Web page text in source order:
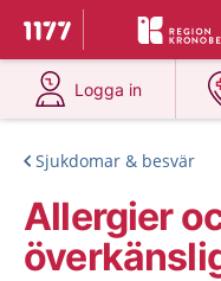
Till startsidan för 1177
Du har valt
Logga in
på 1177.se
Sjukdomar & besvär
Allergier